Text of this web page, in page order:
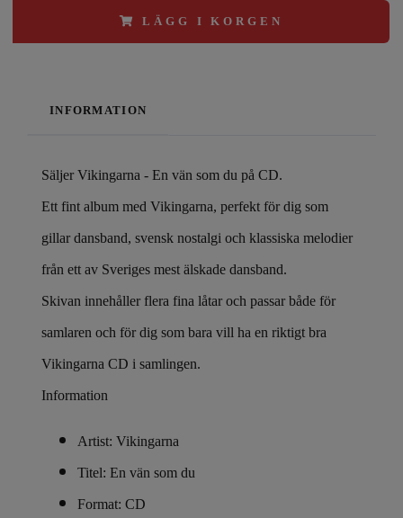
LÄGG I KORGEN
INFORMATION
Säljer Vikingarna - En vän som du på CD.
Ett fint album med Vikingarna, perfekt för dig som
gillar dansband, svensk nostalgi och klassiska melodier
från ett av Sveriges mest älskade dansband.
Skivan innehåller flera fina låtar och passar både för
samlaren och för dig som bara vill ha en riktigt bra
Vikingarna CD i samlingen.
Information
Artist: Vikingarna
Titel: En vän som du
Format: CD